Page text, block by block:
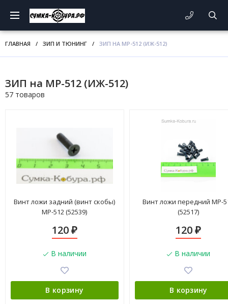
ГЛАВНАЯ / ЗИП И ТЮНИНГ / ЗИП НА МР-512 (ИЖ-512)
ЗИП на МР-512 (ИЖ-512)
57 товаров
Винт ложи задний (винт скобы)
МР-512 (52539)
120 ₽
В наличии
В корзину
Винт ложи передний МР-
(52517)
120₽
В наличии
В корзину